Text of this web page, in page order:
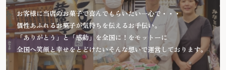
お客様に当店のお菓子で喜んでもらいたい一心で・・・
個性あふれるお菓子が気持ちを伝えるお手伝い。
「ありがとう」と「感動」を全国に！をモットーに
全国へ笑顔と幸せをとどけたいそんな想いで運営しております。